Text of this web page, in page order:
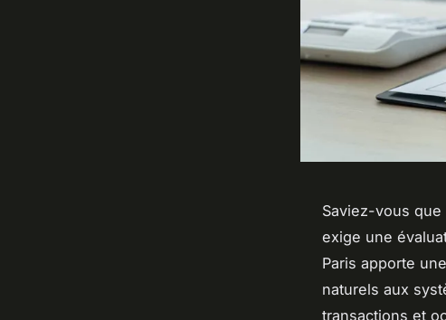
Saviez-vous
exige une
Paris apporte
naturels aux
transactions et